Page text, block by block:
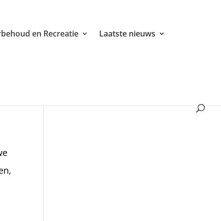
en Recreatie Laatste nieuws